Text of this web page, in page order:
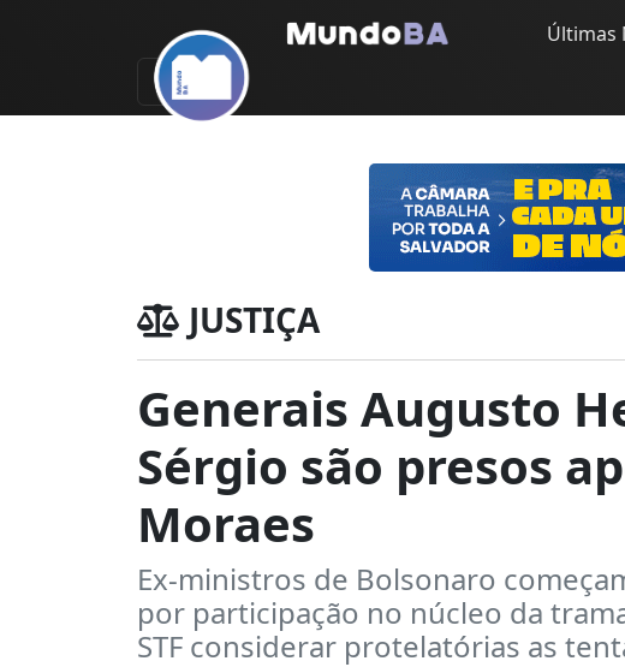
Últimas
JUSTIÇA
Generais Augusto
Sérgio são presos
Moraes
Ex-ministros de Bolsonaro
por participação no núcleo da
STF considerar protelatórias as